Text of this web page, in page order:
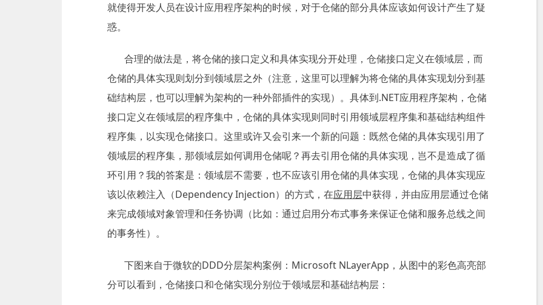
就使得开发人员在设计应用程序架构的时候，对于仓储的部分具体应该如何设计产生了疑
惑。
合理的做法是，将仓储的接口定义和具体实现分开处理，仓储接口定义在领域层，而
仓储的具体实现则划分到领域层之外（注意，这里可以理解为将仓储的具体实现划分到基
础结构层，也可以理解为架构的一种外部插件的实现）。具体到.NET应用程序架构，仓储
接口定义在领域层的程序集中，仓储的具体实现则同时引用领域层程序集和基础结构组件
程序集，以实现仓储接口。这里或许又会引来一个新的问题：既然仓储的具体实现引用了
领域层的程序集，那领域层如何调用仓储呢？再去引用仓储的具体实现，岂不是造成了循
环引用？我的答案是：领域层不需要，也不应该引用仓储的具体实现，仓储的具体实现应
该以依赖注入（Dependency Injection）的方式，在应用层中获得，并由应用层通过仓储
来完成领域对象管理和任务协调（比如：通过启用分布式事务来保证仓储和服务总线之间
的事务性）。
下图来自于微软的DDD分层架构案例：Microsoft NLayerApp，从图中的彩色高亮部
分可以看到，仓储接口和仓储实现分别位于领域层和基础结构层：